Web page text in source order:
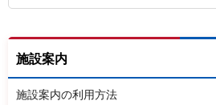
施設案内
施設案内の利用方法